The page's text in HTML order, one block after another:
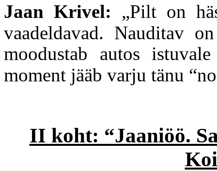
Jaan Krivel: „Pilt on
vaadeldavad. Nauditav
moodustab autos
moment jääb varju tänu
II koht: “Jaaniöö.